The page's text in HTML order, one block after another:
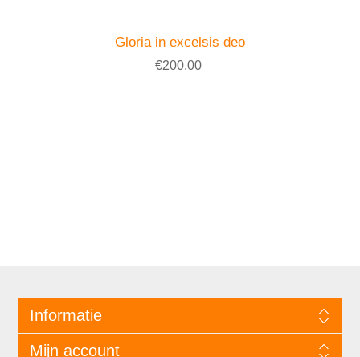
Gloria in excelsis deo
€200,00
Informatie
Mijn account